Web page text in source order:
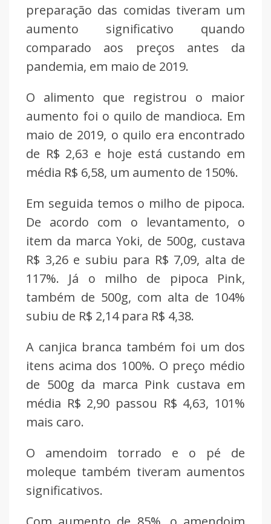
preparação das comidas tiveram um
aumento significativo quando
comparado aos preços antes da
pandemia, em maio de 2019.
O alimento que registrou o maior
aumento foi o quilo de mandioca. Em
maio de 2019, o quilo era encontrado
de R$ 2,63 e hoje está custando em
média R$ 6,58, um aumento de 150%.
Em seguida temos o milho de pipoca.
De acordo com o levantamento, o
item da marca Yoki, de 500g, custava
R$ 3,26 e subiu para R$ 7,09, alta de
117%. Já o milho de pipoca Pink,
também de 500g, com alta de 104%
subiu de R$ 2,14 para R$ 4,38.
A canjica branca também foi um dos
itens acima dos 100%. O preço médio
de 500g da marca Pink custava em
média R$ 2,90 passou R$ 4,63, 101%
mais caro.
O amendoim torrado e o pé de
moleque também tiveram aumentos
significativos.